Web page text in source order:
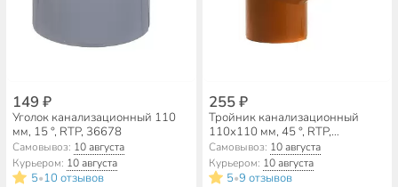
149 ₽
Уголок канализационный 110
мм, 15 °, RTP, 36678
Самовывоз: 10 августа
Курьером: 10 августа
5•10 отзывов
255 ₽
Тройник канализационный
110х110 мм, 45 °, RTP,
наружный, полипропилен,
рыжий, 36512
Самовывоз: 10 августа
Курьером: 10 августа
5•9 отзывов